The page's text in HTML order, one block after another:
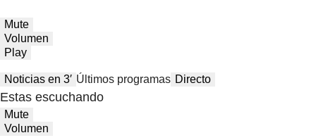
Mute
Volumen
Play
Noticias en 3′ Últimos programas Directo
Estas escuchando
Mute
Volumen